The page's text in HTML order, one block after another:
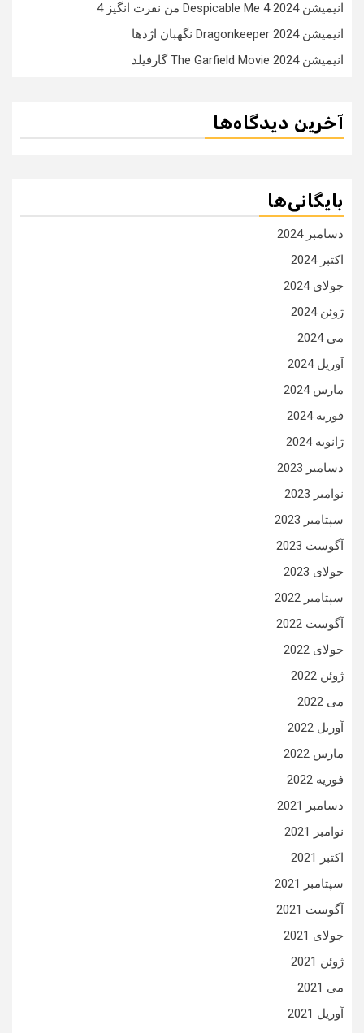
انیمیشن Despicable Me 4 2024 من نفرت انگیز 4
انیمیشن Dragonkeeper 2024 نگهبان اژدها
انیمیشن The Garfield Movie 2024 گارفیلد
آخرین دیدگاه‌ها
بایگانی‌ها
دسامبر 2024
اکتبر 2024
جولای 2024
ژوئن 2024
می 2024
آوریل 2024
مارس 2024
فوریه 2024
ژانویه 2024
دسامبر 2023
نوامبر 2023
سپتامبر 2023
آگوست 2023
جولای 2023
سپتامبر 2022
آگوست 2022
جولای 2022
ژوئن 2022
می 2022
آوریل 2022
مارس 2022
فوریه 2022
دسامبر 2021
نوامبر 2021
اکتبر 2021
سپتامبر 2021
آگوست 2021
جولای 2021
ژوئن 2021
می 2021
آوریل 2021